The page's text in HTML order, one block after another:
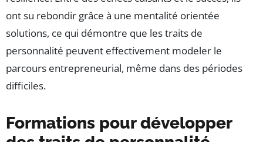
ont su rebondir grâce à une mentalité orientée
solutions, ce qui démontre que les traits de
personnalité peuvent effectivement modeler le
parcours entrepreneurial, même dans des périodes
difficiles.
Formations pour développer